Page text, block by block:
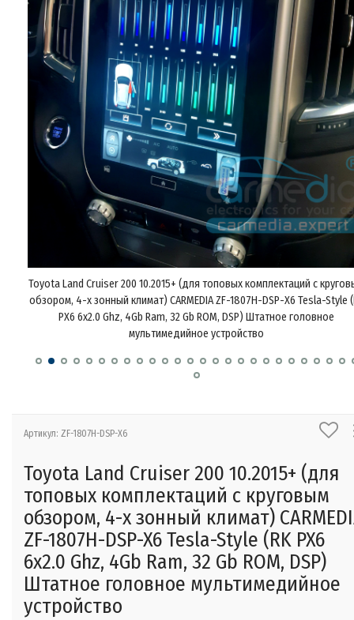
Toyota Land Cruiser 200 10.2015+ (для топовых комплектаций с
обзором, 4-х зонный климат) CARMEDIA ZF-1807H-DSP-X6 Tesla-Style
PX6 6x2.0 Ghz, 4Gb Ram, 32 Gb ROM, DSP) Штатное головное
мультимедийное устройство
Артикул: ZF-1807H-DSP-X6
Toyota Land Cruiser 200 10.2015+ (для
топовых комплектаций с круговым
обзором, 4-х зонный климат)
ZF-1807H-DSP-X6 Tesla-Style (RK PX6
6x2.0 Ghz, 4Gb Ram, 32 Gb ROM, DSP)
Штатное головное мультимедийное
устройство